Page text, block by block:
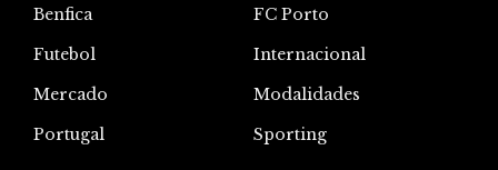
Benfica
FC Porto
Futebol
Internacional
Mercado
Modalidades
Portugal
Sporting